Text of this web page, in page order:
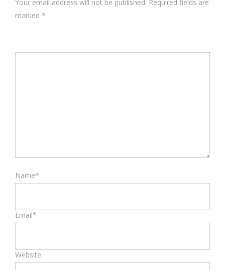
Your email address will not be published. Required fields are
marked *
Name*
Email*
Website